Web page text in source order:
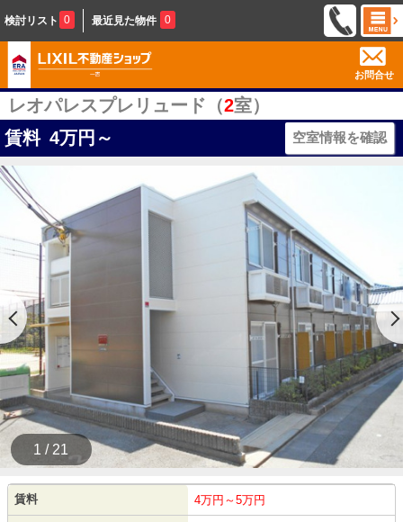
検討リスト 0 最近見た物件 0
お問合せ
レオパレスプレリュード（2室）
賃料 4万円～ 空室情報を確認
1 / 21
賃料 4万円～5万円